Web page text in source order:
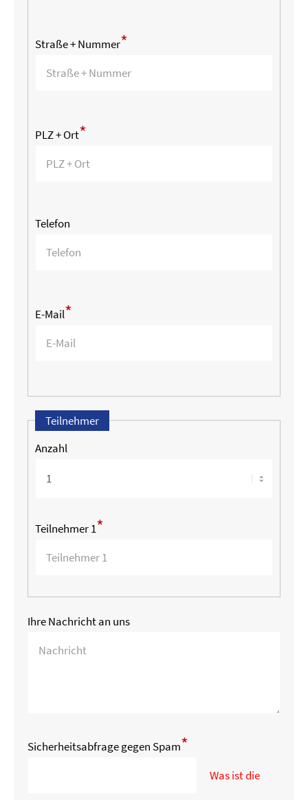
Straße + Nummer*
PLZ + Ort*
Telefon
E-Mail*
Teilnehmer
Anzahl
Teilnehmer 1*
Ihre Nachricht an uns
Sicherheitsabfrage gegen Spam*
Was ist die